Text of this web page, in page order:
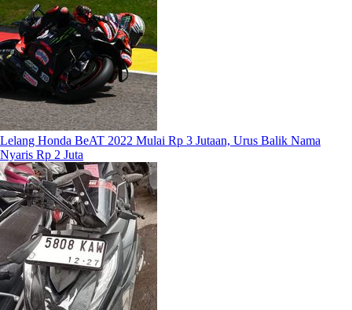
Lelang Honda BeAT 2022 Mulai Rp 3 Jutaan, Urus Balik Nama
Nyaris Rp 2 Juta